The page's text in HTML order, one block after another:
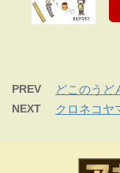
PREV どこのうど
NEXT クロネコヤ